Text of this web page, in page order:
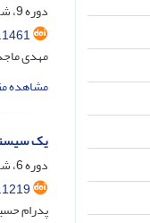
دوره 9، شماره 2، دی 1402، صفحه
مهدی
مشاهده
یک
دوره 6، شماره 1، شهریور 1399، صفحه
پدرام